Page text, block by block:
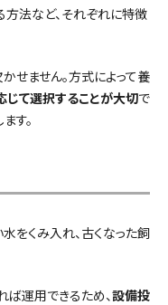
法など、それぞれに特徴
せません。方式によって養
じて選択することが大切で
す。
をくみ入れ、古くなった飼
運用できるため、設備投